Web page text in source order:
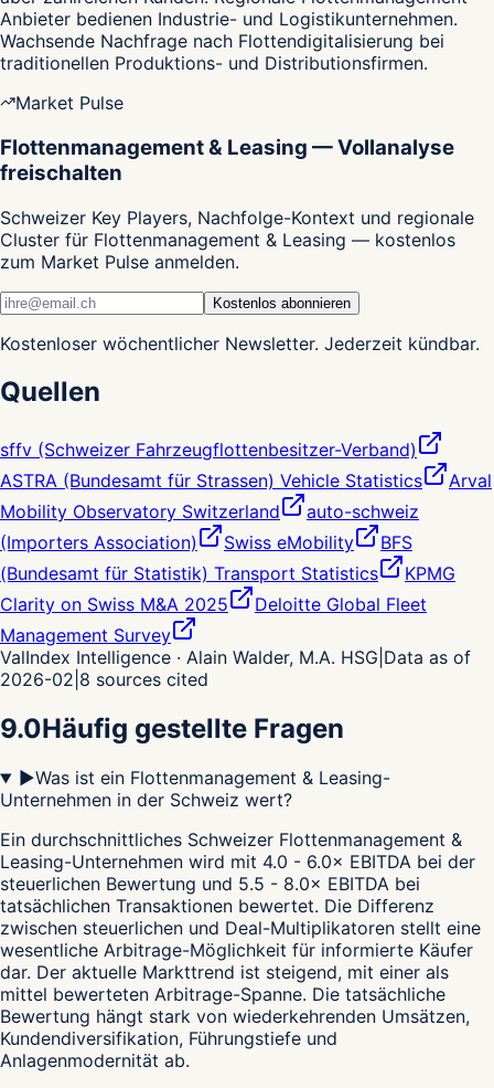
Anbieter bedienen Industrie- und Logistikunternehmen.
Wachsende Nachfrage nach Flottendigitalisierung bei
traditionellen Produktions- und Distributionsfirmen.
Market Pulse
Flottenmanagement & Leasing — Vollanalyse
freischalten
Schweizer Key Players, Nachfolge-Kontext und regionale
Cluster für Flottenmanagement & Leasing — kostenlos
zum Market Pulse anmelden.
Kostenlos abonnieren
Kostenloser wöchentlicher Newsletter. Jederzeit kündbar.
Quellen
sffv (Schweizer Fahrzeugflottenbesitzer-Verband)
ASTRA (Bundesamt für Strassen) Vehicle Statistics
Arval
Mobility Observatory Switzerland
auto-schweiz
(Importers Association)
Swiss eMobility
BFS
(Bundesamt für Statistik) Transport Statistics
KPMG
Clarity on Swiss M&A 2025
Deloitte Global Fleet
Management Survey
ValIndex Intelligence · Alain Walder, M.A. HSG Data as of
2026-02 8 sources cited
9.0Häufig gestellte Fragen
▶Was ist ein Flottenmanagement & Leasing-
Unternehmen in der Schweiz wert?
Ein durchschnittliches Schweizer Flottenmanagement &
Leasing-Unternehmen wird mit 4.0 - 6.0× EBITDA bei der
steuerlichen Bewertung und 5.5 - 8.0× EBITDA bei
tatsächlichen Transaktionen bewertet. Die Differenz
zwischen steuerlichen und Deal-Multiplikatoren stellt eine
wesentliche Arbitrage-Möglichkeit für informierte Käufer
dar. Der aktuelle Markttrend ist steigend, mit einer als
mittel bewerteten Arbitrage-Spanne. Die tatsächliche
Bewertung hängt stark von wiederkehrenden Umsätzen,
Kundendiversifikation, Führungstiefe und
Anlagenmodernität ab.